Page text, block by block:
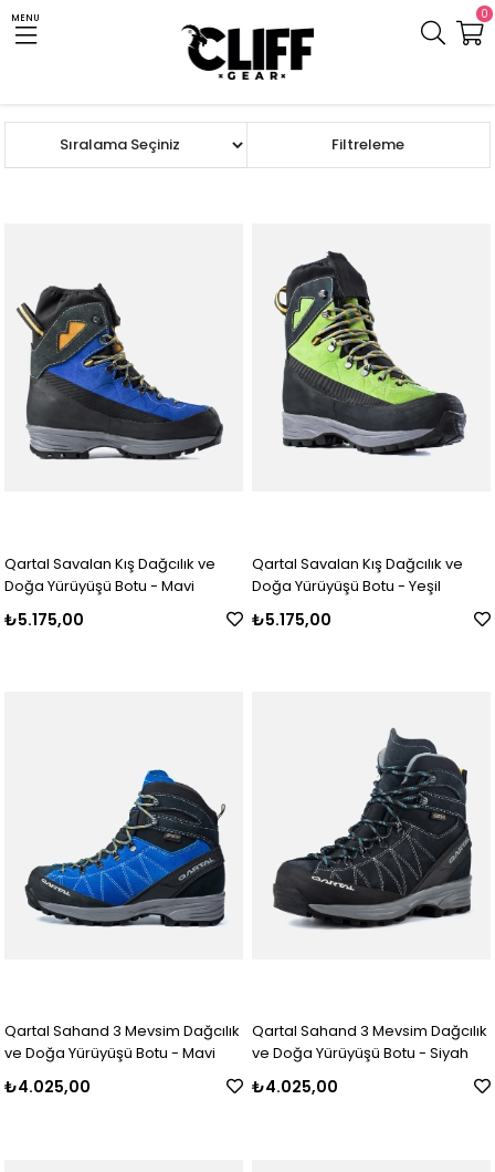
MENU 0
Filtreleme
Sıralama
Qartal Savalan Kış Dağcılık ve
Doğa Yürüyüşü Botu - Mavi
₺5.175,00
Qartal Savalan Kış Dağcılık ve
Doğa Yürüyüşü Botu - Yeşil
₺5.175,00
Qartal Sahand 3 Mevsim Dağcılık
ve Doğa Yürüyüşü Botu - Mavi
₺4.025,00
Qartal Sahand 3 Mevsim Dağcılık
ve Doğa Yürüyüşü Botu - Siyah
₺4.025,00